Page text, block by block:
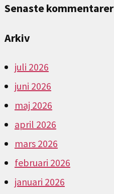
Senaste kommentarer
Arkiv
juli 2026
juni 2026
maj 2026
april 2026
mars 2026
februari 2026
januari 2026